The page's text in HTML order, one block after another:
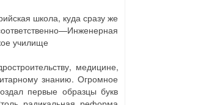
школа, куда сразу же
училище
медицине,
знанию. Огромное
первые образцы букв